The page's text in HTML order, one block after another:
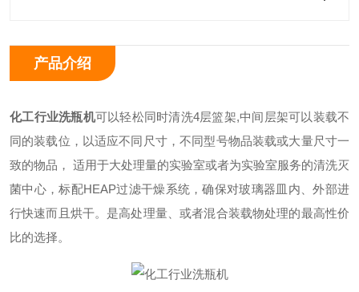
产品介绍
化工行业洗瓶机可以轻松同时清洗4层篮架,中间层架可以装载不
同的装载位，以适应不同尺寸，不同型号物品装载或大量尺寸一
致的物品， 适用于大处理量的实验室或者为实验室服务的清洗灭
菌中心，标配HEAP过滤干燥系统，确保对玻璃器皿内、外部进
行快速而且烘干。是高处理量、或者混合装载物处理的最高性价
比的选择。